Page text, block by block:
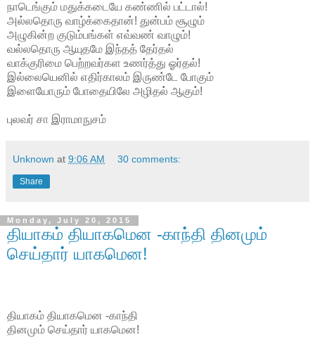
நாடெங்கும் மதுக்கடையே கண்ணில் பட்டால்!
அல்லதொரு வாழ்க்கைதான்! துன்பம் சூழும்
அழுகின்ற குடும்பங்கள் எவ்வண் வாழும்!
வல்லதொரு ஆயுதமே இந்தத் தேர்தல்
வாக்குரிமை பெற்றவர்கள உணர்த்து ஓர்தல்!
இல்லையெனில் எதிர்காலம் இருண்டே போகும்
இளையோரும் போதையிலே அழிதல் ஆகும்!
புலவர் சா இராமாநுசம்
Unknown at 9:06 AM 30 comments:
Share
Monday, July 20, 2015
தியாகம் தியாகமென -காந்தி தினமும்
செய்தார் யாகமென!
தியாகம் தியாகமென -காந்தி
தினமும் செய்தார் யாகமென!